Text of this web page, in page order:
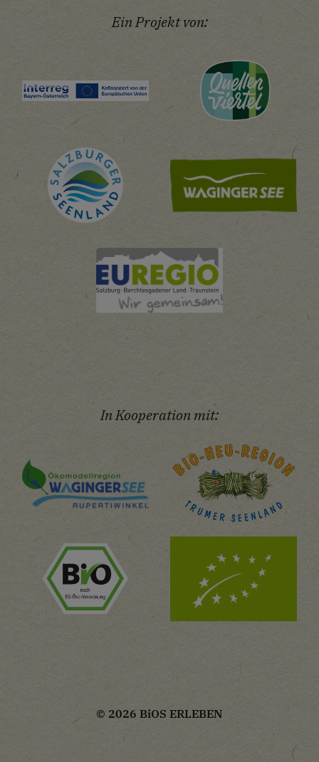
Ein Projekt von:
In Kooperation mit:
© 2026 BiOS ERLEBEN